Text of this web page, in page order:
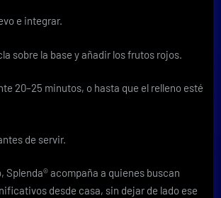
e integrar.
sobre la base y añadir los frutos rojos.
20–25 minutos, o hasta que el relleno esté
de servir.
Splenda® acompaña a quienes buscan
desde casa, sin dejar de lado ese